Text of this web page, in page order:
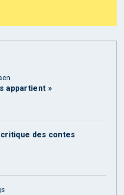
appartient »
des contes